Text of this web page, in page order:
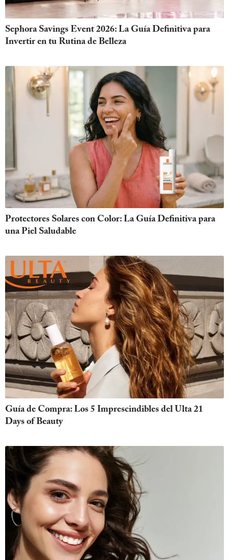
Sephora Savings Event 2026: La Guía Definitiva para
Invertir en tu Rutina de Belleza
Protectores Solares con Color: La Guía Definitiva para
una Piel Saludable
Guía de Compra: Los 5 Imprescindibles del Ulta 21
Days of Beauty